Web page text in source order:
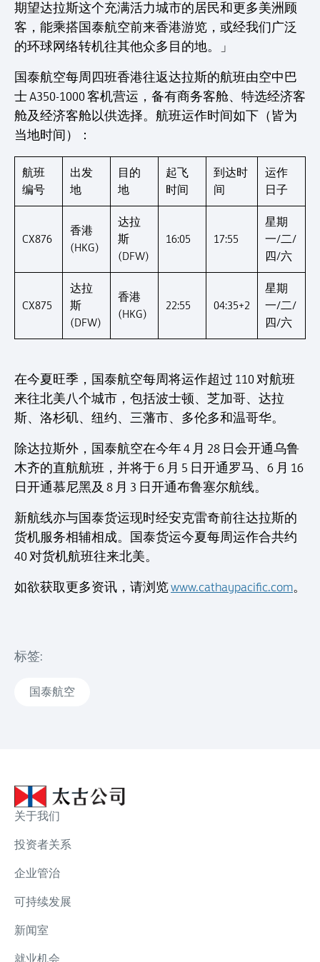
期望达拉斯这个充满活力城市的居民和更多美洲顾
客，能乘搭国泰航空前来香港游览，或经我们广泛
的环球网络转机往其他众多目的地。」
国泰航空每周四班香港往返达拉斯的航班由空中巴
士 A350-1000 客机营运，备有商务客舱、特选经济客
舱及经济客舱以供选择。航班运作时间如下（皆为
当地时间）：
航班
编号
出发
地
目的
地
起飞
时间
到达时
间
运作
日子
CX876
香港
(HKG)
达拉
斯
(DFW)
16:05 17:55
星期
一/二/
四/六
CX875
达拉
斯
(DFW)
香港
(HKG)
22:55 04:35+2
星期
一/二/
四/六
在今夏旺季，国泰航空每周将运作超过 110 对航班
来往北美八个城市，包括波士顿、芝加哥、达拉
斯、洛杉矶、纽约、三藩市、多伦多和温哥华。
除达拉斯外，国泰航空在今年 4 月 28 日会开通乌鲁
木齐的直航航班，并将于 6 月 5 日开通罗马、6 月 16
日开通慕尼黑及 8 月 3 日开通布鲁塞尔航线。
新航线亦与国泰货运现时经安克雷奇前往达拉斯的
货机服务相辅相成。国泰货运今夏每周运作合共约
40 对货机航班往来北美。
如欲获取更多资讯，请浏览www.cathaypacific.com。
标签:
国泰航空
关于我们
投资者关系
企业管治
可持续发展
新闻室
就业机会